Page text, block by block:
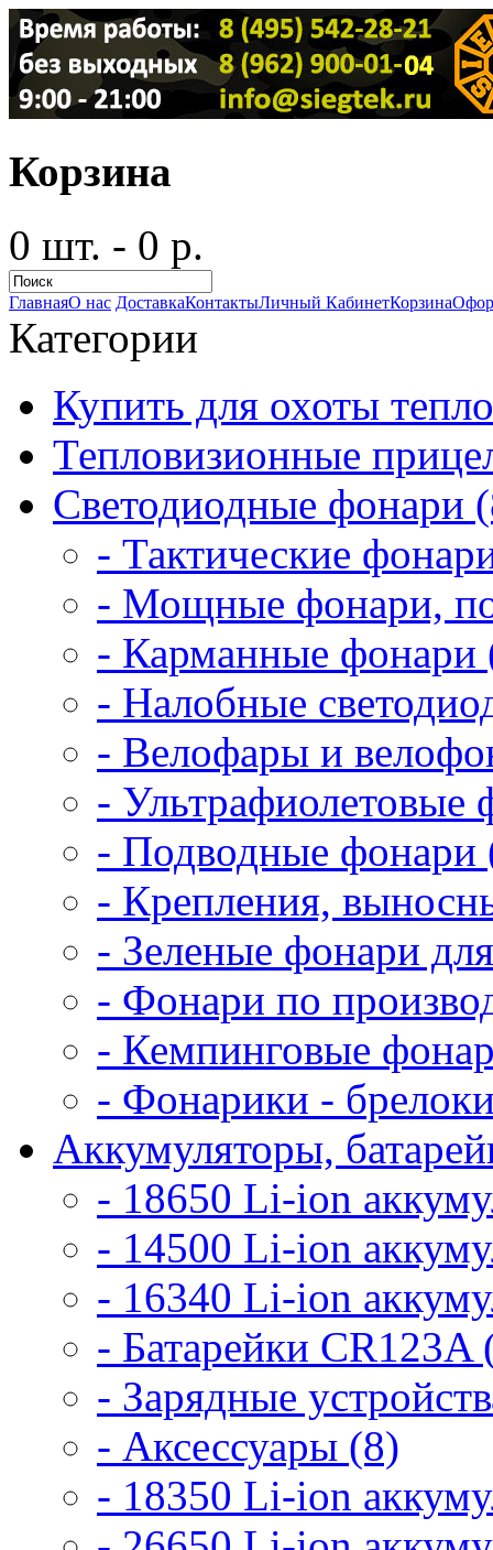
Корзина
0 шт. - 0 р.
ГлавнаяО нас ДоставкаКонтактыЛичный КабинетКорзина
Категории
Купить для охоты
Тепловизионные
Светодиодные фонари
- Тактические
- Мощные фонари,
- Карманные фонари
- Налобные
- Велофары и
- Ультрафиолетовые
- Подводные фонари
- Крепления,
- Зеленые фонари
- Фонари по
- Кемпинговые
- Фонарики -
Аккумуляторы,
- 18650 Li-ion
- 14500 Li-ion
- 16340 Li-ion
- Батарейки CR123A
- Зарядные
- Аксессуары (8)
- 18350 Li-ion